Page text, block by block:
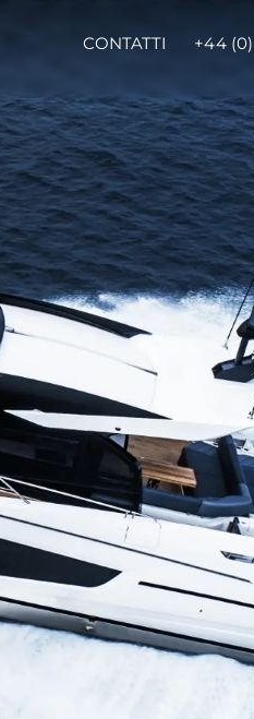
CONTATTI +44
L'azienda
Brokerage
Charter
News
Eventi
Innovazione
Il Team
Lifestyle
Heritage
Valuta La Tua Imbarcazione